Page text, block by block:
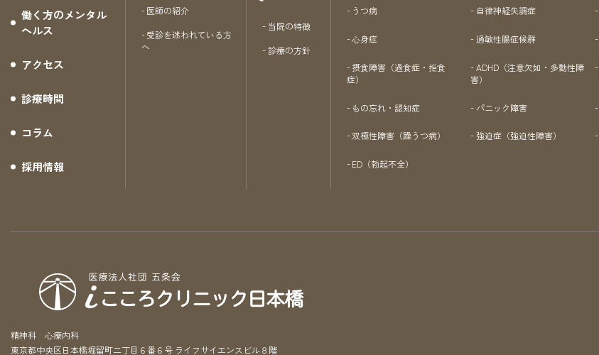
働く方のメンタル
ヘルス
アクセス
診療時間
コラム
採用情報
医師の紹介
受診を迷われている方
へ
当院の特徴
診療の方針
うつ病 自律神経失調症
心身症 過敏性腸症候群
摂食障害（過食症・拒食
症）
ADHD（注意欠如・多動性障
害）
もの忘れ・認知症 パニック障害
双極性障害（躁うつ病） 強迫症（強迫性障害）
ED（勃起不全）
精神科 心療内科
東京都中央区日本橋堀留町二丁目６番６号 ライフサイエンスビル８階